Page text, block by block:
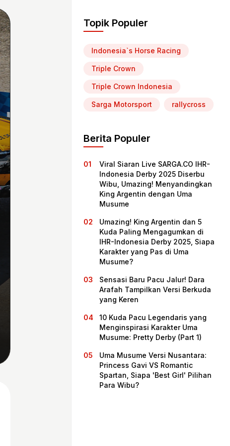
Topik Populer
Indonesia`s Horse Racing
Triple Crown
Triple Crown Indonesia
Sarga Motorsport rallycross
Berita Populer
Viral Siaran Live SARGA.CO IHR-
Indonesia Derby 2025 Diserbu
Wibu, Umazing! Menyandingkan
King Argentin dengan Uma
Musume
Umazing! King Argentin dan 5
Kuda Paling Mengagumkan di
IHR-Indonesia Derby 2025, Siapa
Karakter yang Pas di Uma
Musume?
Sensasi Baru Pacu Jalur! Dara
Arafah Tampilkan Versi Berkuda
yang Keren
10 Kuda Pacu Legendaris yang
Menginspirasi Karakter Uma
Musume: Pretty Derby (Part 1)
Uma Musume Versi Nusantara:
Princess Gavi VS Romantic
Spartan, Siapa 'Best Girl' Pilihan
Para Wibu?